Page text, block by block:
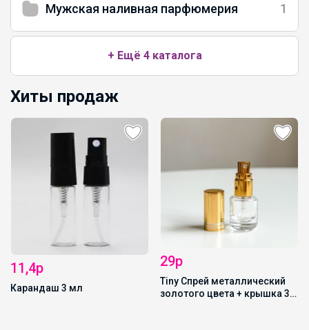
Мужская наливная парфюмерия 1
+ Ещё 4 каталога
Хиты продаж
29р
золотого цвета + крышка 3
DIAMOND прозрачный 5мл